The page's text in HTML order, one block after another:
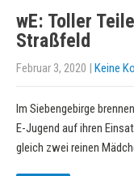
wE: Toller
Straßfeld
Februar 3, 2020 | Keine
Im Siebengebirge
E-Jugend auf ihren
gleich zwei reinen